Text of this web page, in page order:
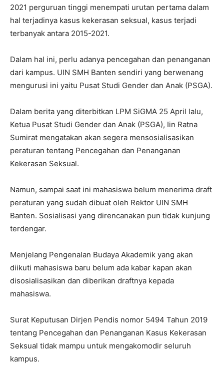
2021 perguruan tinggi menempati urutan pertama dalam
hal terjadinya kasus kekerasan seksual, kasus terjadi
terbanyak antara 2015-2021.
Dalam hal ini, perlu adanya pencegahan dan penanganan
dari kampus. UIN SMH Banten sendiri yang berwenang
mengurusi ini yaitu Pusat Studi Gender dan Anak (PSGA).
Dalam berita yang diterbitkan LPM SiGMA 25 April lalu,
Ketua Pusat Studi Gender dan Anak (PSGA), Iin Ratna
Sumirat mengatakan akan segera mensosialisasikan
peraturan tentang Pencegahan dan Penanganan
Kekerasan Seksual.
Namun, sampai saat ini mahasiswa belum menerima draft
peraturan yang sudah dibuat oleh Rektor UIN SMH
Banten. Sosialisasi yang direncanakan pun tidak kunjung
terdengar.
Menjelang Pengenalan Budaya Akademik yang akan
diikuti mahasiswa baru belum ada kabar kapan akan
disosialisasikan dan diberikan draftnya kepada
mahasiswa.
Surat Keputusan Dirjen Pendis nomor 5494 Tahun 2019
tentang Pencegahan dan Penanganan Kasus Kekerasan
Seksual tidak mampu untuk mengakomodir seluruh
kampus.